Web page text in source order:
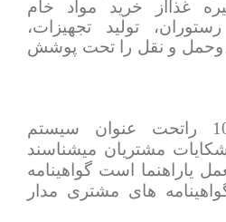
غذااز خرید مواد خام
تولید تجهیزات،
وحمل و نقل را تحت پوشش
سیستم
مشتریان میشناسند
یاراهنما است گواهینامه
ازسری گواهینامه های مشتری مدار